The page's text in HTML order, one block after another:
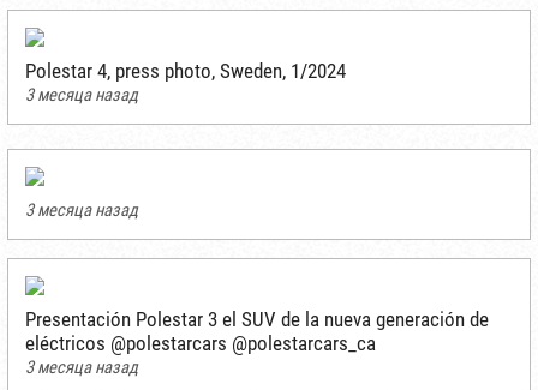
Polestar 4, press photo, Sweden, 1/2024
3 месяца назад
3 месяца назад
Presentación Polestar 3 el SUV de la nueva generación de
eléctricos @polestarcars @polestarcars_ca
3 месяца назад